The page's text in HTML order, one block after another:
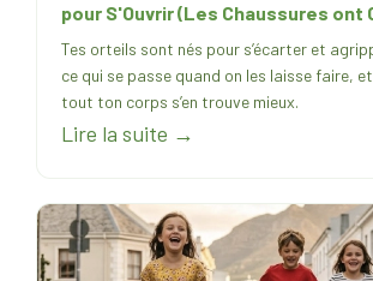
pour S'Ouvrir (Les Chaussures ont
Tes orteils sont nés pour s’écarter et
ce qui se passe quand on les laisse faire,
tout ton corps s’en trouve mieux.
Lire la suite →